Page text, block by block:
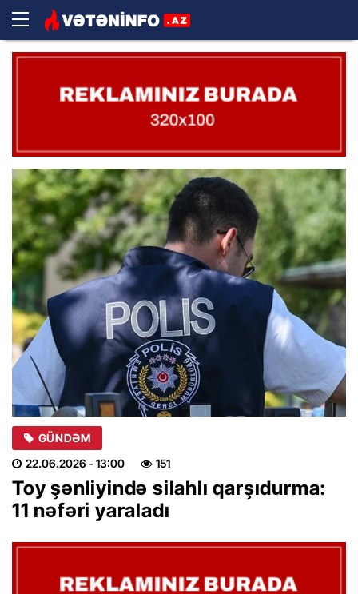
GÜNDƏM
22.06.2026 - 13:00 151
Toy şənliyində silahlı qarşıdurma:
11 nəfəri yaraladı